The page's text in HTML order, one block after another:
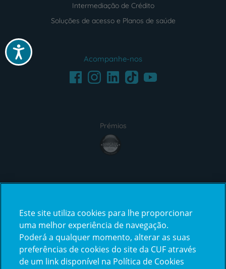
Acessibilidade
Intermediação de Crédito
Soluções de acesso e Planos de saúde
Acompanhe-nos
FacebookInstagramLinkedInTikTokYoutube
Prémios
award4
certification2certification3
Este site utiliza cookies para lhe proporcionar
uma melhor experiência de navegação.
Poderá a qualquer momento, alterar as suas
preferências de cookies do site da CUF através
de um link disponível na Política de Cookies